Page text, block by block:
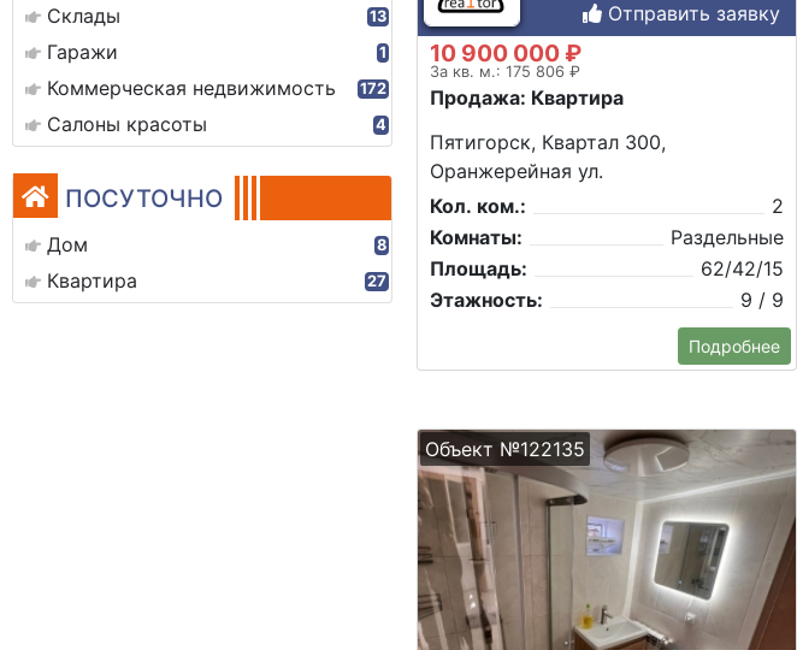
Склады 13
Гаражи 1
Коммерческая недвижимость 172
Салоны красоты 4
ПОСУТОЧНО
Дом 8
Квартира 27
Отправить заявку
10 900 000 ₽
За кв. м.: 175 806 ₽
Продажа: Квартира
Пятигорск, Квартал 300,
Оранжерейная ул.
Кол. ком.:
2
Комнаты:
Раздельные
Площадь:
62/42/15
Этажность:
9 / 9
Подробнее
Объект №122135